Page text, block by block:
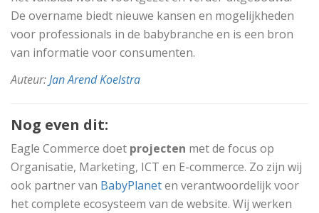
De overname biedt nieuwe kansen en mogelijkheden
voor professionals in de babybranche en is een bron
van informatie voor consumenten.
Auteur:Jan Arend Koelstra
Nog even dit:
Eagle Commerce doet projecten met de focus op
Organisatie, Marketing, ICT en E-commerce. Zo zijn wij
ook partner van BabyPlaneten verantwoordelijk voor
het complete ecosysteem van de website. Wij werken